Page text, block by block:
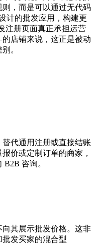
，而是可以通过无代码
计的批发应用，构建更
注册页面真正承担运营
店铺来说，这正是被动
。
代通用注册或直接结账
价或定制订单的商家，
咨询。
其展示批发价格。这非
发买家的混合型